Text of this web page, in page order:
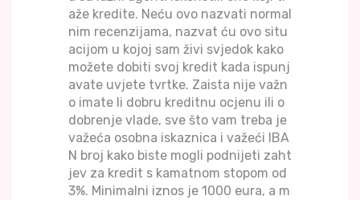
aže kredite. Neću ovo nazvati normal
nim recenzijama, nazvat ću ovo situ
acijom u kojoj sam živi svjedok kako
možete dobiti svoj kredit kada ispunj
avate uvjete tvrtke. Zaista nije važn
o imate li dobru kreditnu ocjenu ili o
dobrenje vlade, sve što vam treba je
važeća osobna iskaznica i važeći IBA
N broj kako biste mogli podnijeti zaht
jev za kredit s kamatnom stopom od
3%. Minimalni iznos je 1000 eura, a m